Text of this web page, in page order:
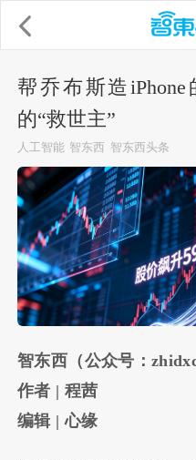
帮乔布斯造
的“救世主”
人工智能 智东西 智东西头条
智东西（公众号：
作者 | 程茜
编辑 | 心缘